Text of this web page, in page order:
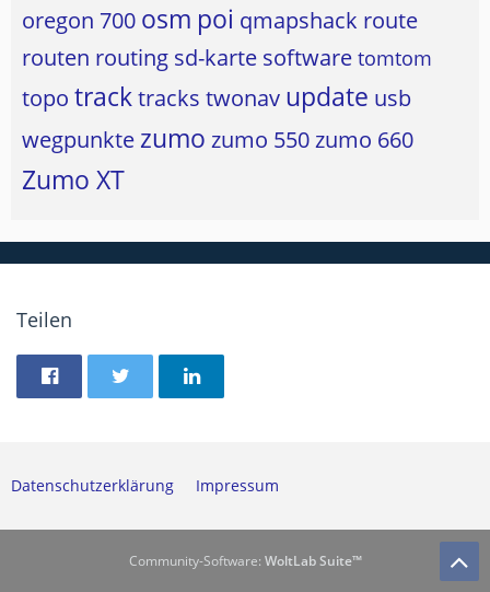
oregon 700 osm poi qmapshack route
routen routing sd-karte software tomtom
topo tracktracks twonav update usb
wegpunkte zumo zumo 550zumo 660
Zumo XT
Teilen
Datenschutzerklärung Impressum
Community-Software: WoltLab Suite™